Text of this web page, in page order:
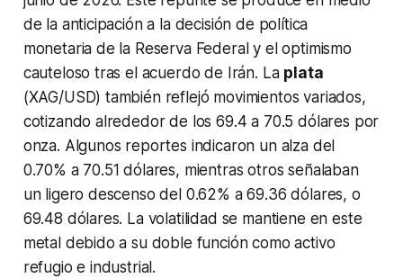
de la anticipación a la decisión de política
monetaria de la Reserva Federal y el optimismo
cauteloso tras el acuerdo de Irán. La plata
(XAG/USD) también reflejó movimientos variados,
cotizando alrededor de los 69.4 a 70.5 dólares por
onza. Algunos reportes indicaron un alza del
0.70% a 70.51 dólares, mientras otros señalaban
un ligero descenso del 0.62% a 69.36 dólares, o
69.48 dólares. La volatilidad se mantiene en este
metal debido a su doble función como activo
refugio e industrial.